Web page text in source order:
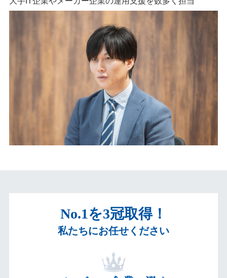
No.1を3冠取得！
私たちにお任せください